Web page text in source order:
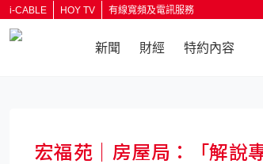
i-CABLE HOY TV 有線寬頻及電訊服務
新聞 財經 特約內容
宏福苑｜房屋局：「解說